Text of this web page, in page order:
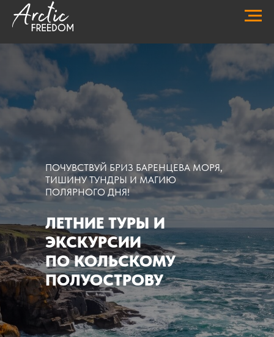
ЛЕТНИЕ ТУРЫ И
ЭКСКУРСИИ
ПО КОЛЬСКОМУ
ПОЛУОСТРОВУ
ПОЧУВСТВУЙ БРИЗ БАРЕНЦЕВА МОРЯ,
ТИШИНУ ТУНДРЫ И МАГИЮ
ПОЛЯРНОГО ДНЯ!